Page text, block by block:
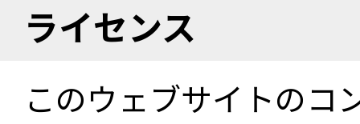
ライセンス
このウェブサイトのコ